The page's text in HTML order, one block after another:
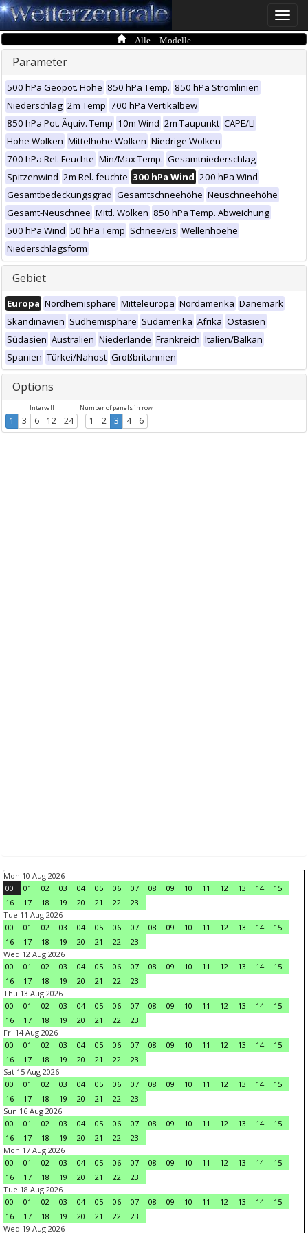
Toggle
Alle Modelle
Parameter
500 hPa Geopot. Höhe 850 hPa Temp. 850 hPa Stromlinien
Niederschlag 2m Temp 700 hPa Vertikalbew
850 hPa Pot. Äquiv. Temp 10m Wind 2m Taupunkt CAPE/LI
Hohe Wolken Mittelhohe Wolken Niedrige Wolken
700 hPa Rel. Feuchte Min/Max Temp. Gesamtniederschlag
Spitzenwind 2m Rel. feuchte 300 hPa Wind 200 hPa Wind
Gesamtbedeckungsgrad Gesamtschneehöhe Neuschneehöhe
Gesamt-Neuschnee Mittl. Wolken 850 hPa Temp. Abweichung
500 hPa Wind 50 hPa Temp Schnee/Eis Wellenhoehe
Niederschlagsform
Gebiet
Europa Nordhemisphäre Mitteleuropa Nordamerika Dänemark
Skandinavien Südhemisphäre Südamerika Afrika Ostasien
Südasien Australien Niederlande Frankreich Italien/Balkan
Spanien Türkei/Nahost Großbritannien
Options
Intervall
1 3 6 12 24
Number of panels in row
1 2 3 4 6
Mon 10 Aug 2026
00
01 02 03 04 05 06 07 08 09 10 11 12 13 14
15
16
17 18 19 20 21 22
23
Tue 11 Aug 2026
00
01 02 03 04 05 06 07 08 09 10 11 12 13 14
15
16
17 18 19 20 21 22
23
Wed 12 Aug 2026
00
01 02 03 04 05 06 07 08 09 10 11 12 13 14
15
16
17 18 19 20 21 22
23
Thu 13 Aug 2026
00
01 02 03 04 05 06 07 08 09 10 11 12 13 14
15
16
17 18 19 20 21 22
23
Fri 14 Aug 2026
00
01 02 03 04 05 06 07 08 09 10 11 12 13 14
15
16
17 18 19 20 21 22
23
Sat 15 Aug 2026
00
01 02 03 04 05 06 07 08 09 10 11 12 13 14
15
16
17 18 19 20 21 22
23
Sun 16 Aug 2026
00
01 02 03 04 05 06 07 08 09 10 11 12 13 14
15
16
17 18 19 20 21 22
23
Mon 17 Aug 2026
00
01 02 03 04 05 06 07 08 09 10 11 12 13 14
15
16
17 18 19 20 21 22
23
Tue 18 Aug 2026
00
01 02 03 04 05 06 07 08 09 10 11 12 13 14
15
16
17 18 19 20 21 22
23
Wed 19 Aug 2026